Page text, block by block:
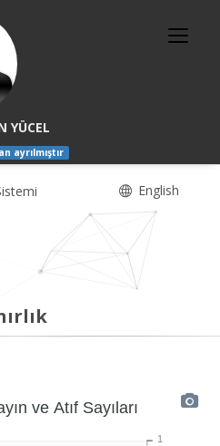
YÜCEL
ayrılmıştır
English
ve Atıf Sayıları
1